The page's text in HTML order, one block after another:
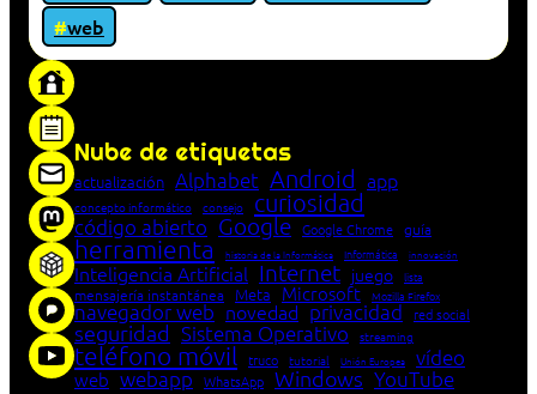
web
Nube de etiquetas
actualización Alphabet Android app
concepto informático consejo curiosidad
código abierto Google Google Chrome guía
herramienta historia de la Informática Informática innovación
Inteligencia Artificial Internet juego lista
mensajería instantánea Meta Microsoft Mozilla Firefox
navegador web novedad privacidad red social
seguridad Sistema Operativo streaming
teléfono móvil truco tutorial Unión Europea vídeo
web webapp WhatsApp Windows YouTube